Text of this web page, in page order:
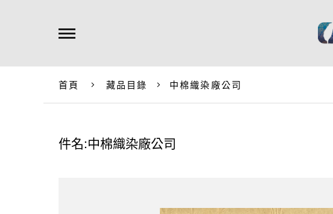
首頁 藏品目錄 中棉織染廠公司
件名:中棉織染廠公司